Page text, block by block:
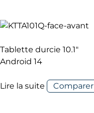
Tablette durcie 10.1″
Android 14
Lire la suite Comparer